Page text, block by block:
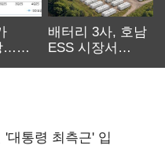
…
배터리 3사, 호남
ESS 시장서
대통령 최측근' 입